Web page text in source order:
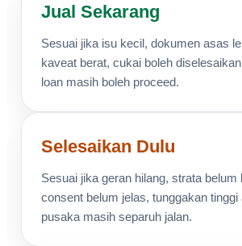
Jual Sekarang
Sesuai jika isu kecil, dokumen asas
kaveat berat, cukai boleh
loan masih boleh proceed.
Selesaikan Dulu
Sesuai jika geran hilang, strata belum
consent belum jelas, tunggakan
pusaka masih separuh jalan.